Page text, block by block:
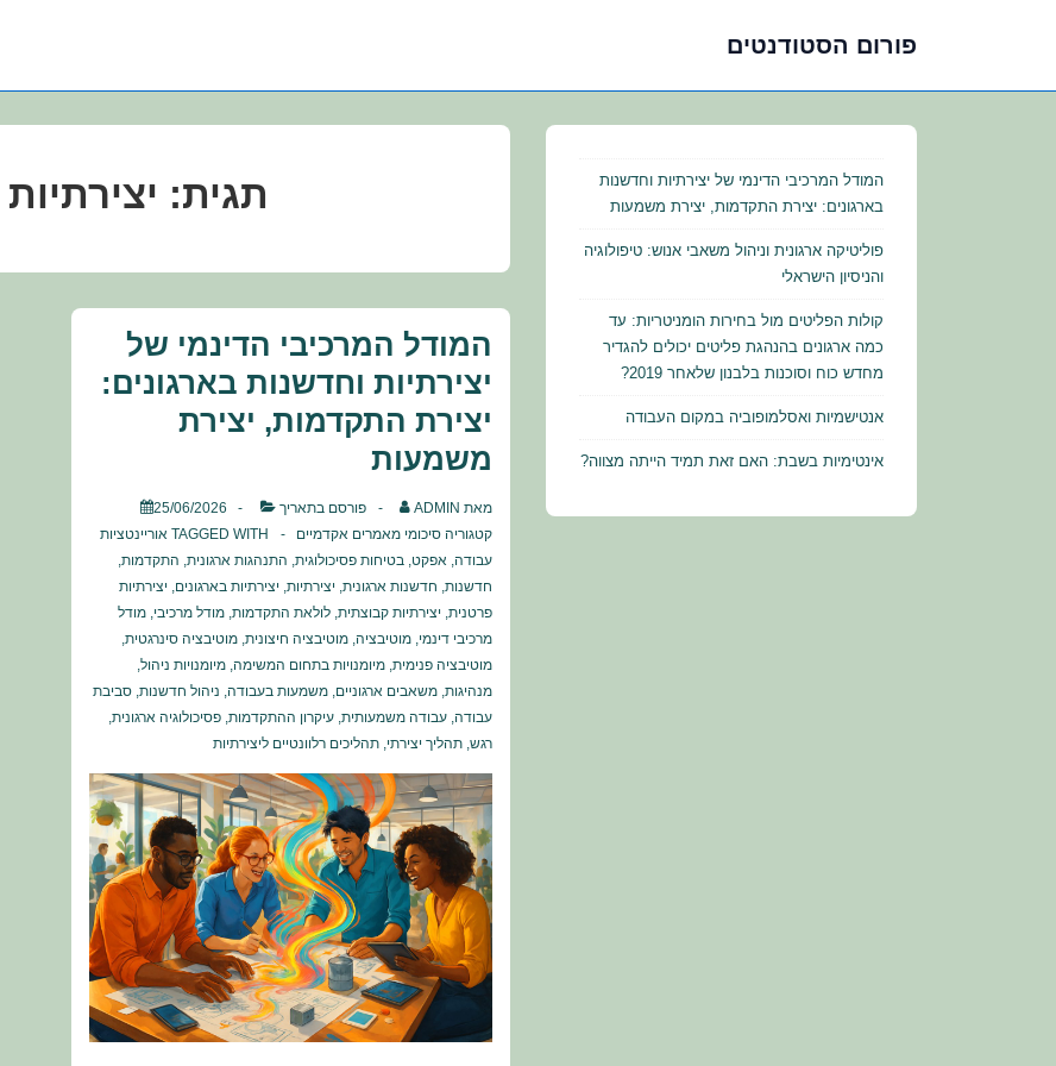
פורום הסטודנטים
תגית:
המודל המרכיבי הדינמי של
יצירתיות וחדשנות בארגונים:
יצירת התקדמות, יצירת
משמעות
מאת ADMIN פורסם בתאריך
25/06/2026
קטגוריה סיכומי מאמרים אקדמיים TAGGED WITH אוריינטציות
עבודה, אפקט, בטיחות פסיכולוגית, התנהגות ארגונית, התקדמות,
חדשנות, חדשנות ארגונית, יצירתיות, יצירתיות בארגונים, יצירתיות
פרטנית, יצירתיות קבוצתית, לולאת התקדמות, מודל מרכיבי, מודל
מרכיבי דינמי, מוטיבציה, מוטיבציה חיצונית, מוטיבציה סינרגטית,
מוטיבציה פנימית, מיומנויות בתחום המשימה, מיומנויות ניהול,
מנהיגות, משאבים ארגוניים, משמעות בעבודה, ניהול חדשנות, סביבת
עבודה, עבודה משמעותית, עיקרון ההתקדמות, פסיכולוגיה ארגונית,
רגש, תהליך יצירתי, תהליכים רלוונטיים ליצירתיות
המודל המרכיבי הדינמי של יצירתיות וחדשנות
בארגונים: יצירת התקדמות, יצירת משמעות
פוליטיקה ארגונית וניהול משאבי אנוש: טיפולוגיה
והניסיון הישראלי
קולות הפליטים מול בחירות הומניטריות: עד
כמה ארגונים בהנהגת פליטים יכולים להגדיר
מחדש כוח וסוכנות בלבנון שלאחר 2019?
אנטישמיות ואסלמופוביה במקום העבודה
אינטימיות בשבת: האם זאת תמיד הייתה מצווה?